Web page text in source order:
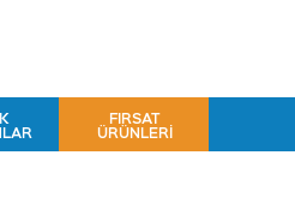
FIRSAT
ÜRÜNLERI